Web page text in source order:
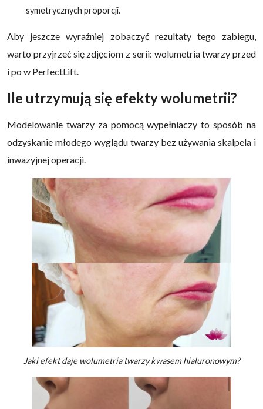
symetrycznych proporcji.
Aby jeszcze wyraźniej zobaczyć rezultaty tego zabiegu,
warto przyjrzeć się zdjęciom z serii: wolumetria twarzy przed
i po w PerfectLift.
Ile utrzymują się efekty wolumetrii?
Modelowanie twarzy za pomocą wypełniaczy to sposób na
odzyskanie młodego wyglądu twarzy bez używania skalpela i
inwazyjnej operacji.
Jaki efekt daje wolumetria twarzy kwasem hialuronowym?